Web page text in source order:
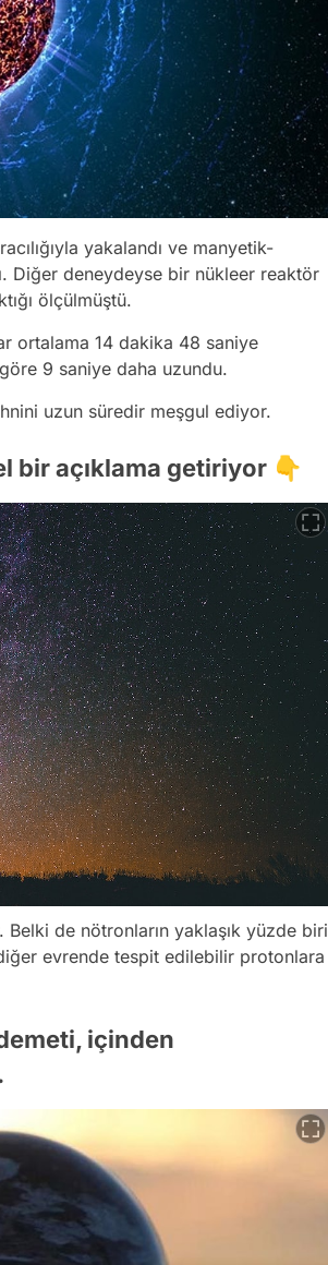
yakalandı ve manyetik-
Diğer deneydeyse bir nükleer reaktör
ölçülmüştü.
ortalama 14 dakika 48 saniye
9 saniye daha uzundu.
uzun süredir meşgul ediyor.
bir açıklama getiriyor 👇
Belki de nötronların yaklaşık yüzde biri
evrende tespit edilebilir protonlara
içinden